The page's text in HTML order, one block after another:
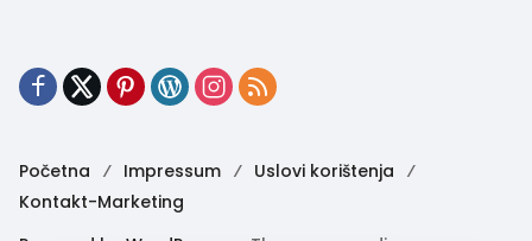
Početna Impressum
Uslovi korištenja
Kontakt-Marketing